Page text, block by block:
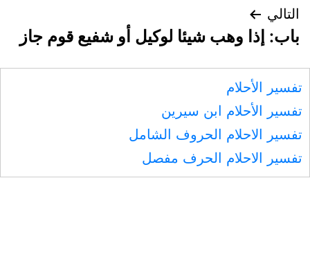
التالي
باب: إذا وهب شيئا لوكيل أو شفيع قوم جاز
تفسير الأحلام
تفسير الأحلام ابن سيرين
تفسير الاحلام الحروف الشامل
تفسير الاحلام الحرف مفصل